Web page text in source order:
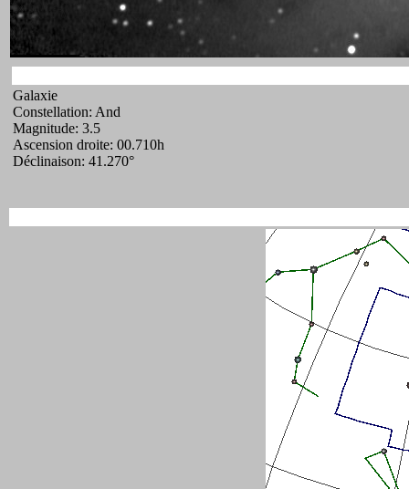
Galaxie
Constellation: And
Magnitude: 3.5
Ascension droite: 00.710h
Déclinaison: 41.270°